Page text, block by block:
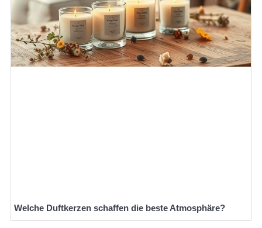
Welche Duftkerzen schaffen die beste Atmosphäre?